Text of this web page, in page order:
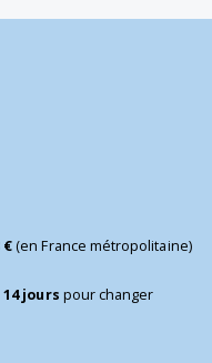
€(en France métropolitaine)
14 jours pour changer